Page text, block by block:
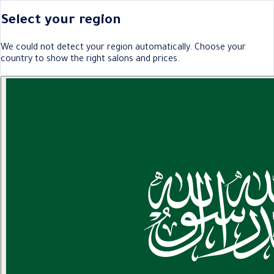
Select your region
We could not detect your region automatically. Choose your
country to show the right salons and prices.